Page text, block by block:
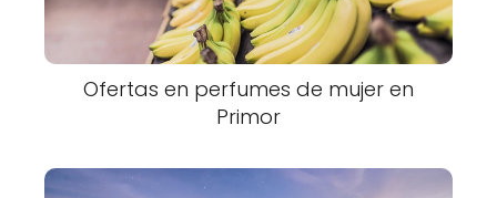
Ofertas en perfumes de mujer en
Primor